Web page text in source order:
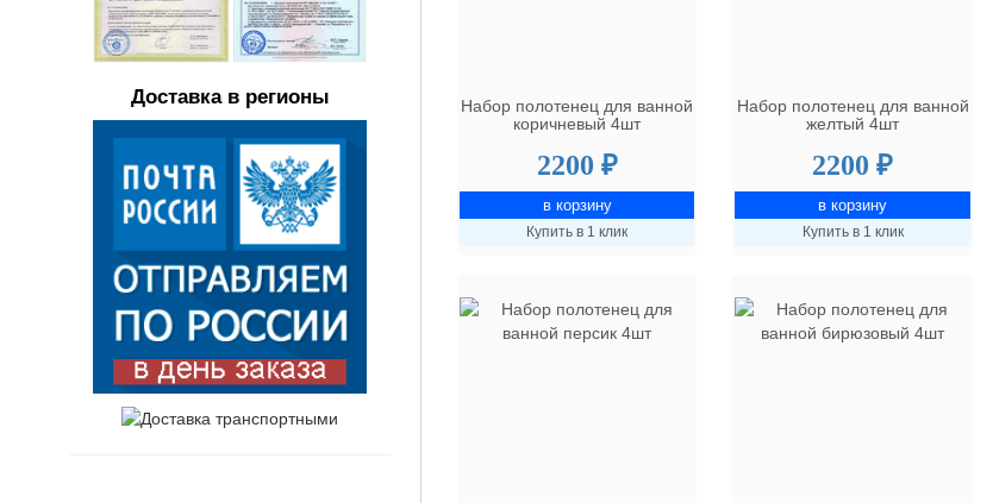
Доставка в регионы
Набор полотенец для ванной
коричневый 4шт
2200 ₽
Купить в 1 клик
Набор полотенец для ванной
желтый 4шт
2200 ₽
Купить в 1 клик